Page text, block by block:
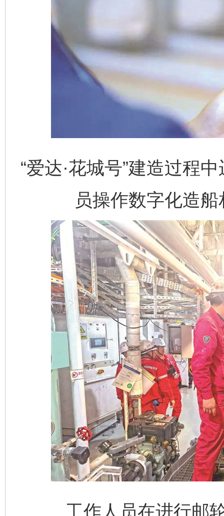
“爱达·花城号”建造过程
员操作数字化造
工作人员在进行邮